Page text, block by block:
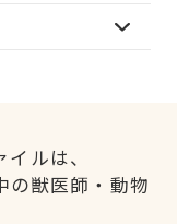
ルは、
の獣医師・動物